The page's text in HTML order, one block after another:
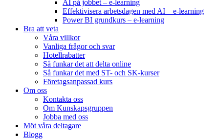
AI på jobbet – e-learning
Effektivisera arbetsdagen med AI – e-learning
Power BI grundkurs – e-learning
Bra att veta
Våra villkor
Vanliga frågor och svar
Hotellrabatter
Så funkar det att delta online
Så funkar det med ST- och SK-kurser
Företagsanpassad kurs
Om oss
Kontakta oss
Om Kunskapsgruppen
Jobba med oss
Möt våra deltagare
Blogg